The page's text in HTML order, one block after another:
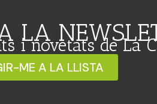
LA
i novetats de La
ME A LA LLISTA